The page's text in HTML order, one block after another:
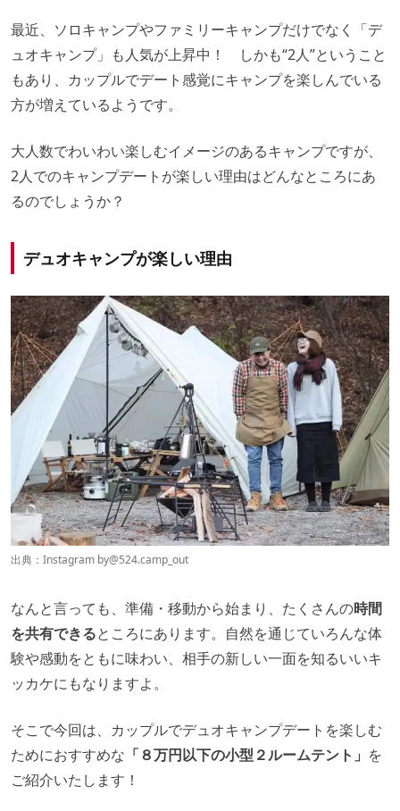
最近、ソロキャンプやファミリーキャンプだけでなく「デ
ュオキャンプ」も人気が上昇中！ しかも“2人”ということ
もあり、カップルでデート感覚にキャンプを楽しんでいる
方が増えているようです。
大人数でわいわい楽しむイメージのあるキャンプですが、
2人でのキャンプデートが楽しい理由はどんなところにあ
るのでしょうか？
デュオキャンプが楽しい理由
出典：Instagram by@524.camp_out
なんと言っても、準備・移動から始まり、たくさんの時間
を共有できるところにあります。自然を通じていろんな体
験や感動をともに味わい、相手の新しい一面を知るいいキ
ッカケにもなりますよ。
そこで今回は、カップルでデュオキャンプデートを楽しむ
ためにおすすめな 「８万円以下の小型２ルームテント」 を
ご紹介いたします！